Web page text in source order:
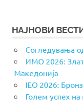
НАЈНОВИ
Согледувања
ИМО 2026:
Македонија
IEO 2026:
Голем успех